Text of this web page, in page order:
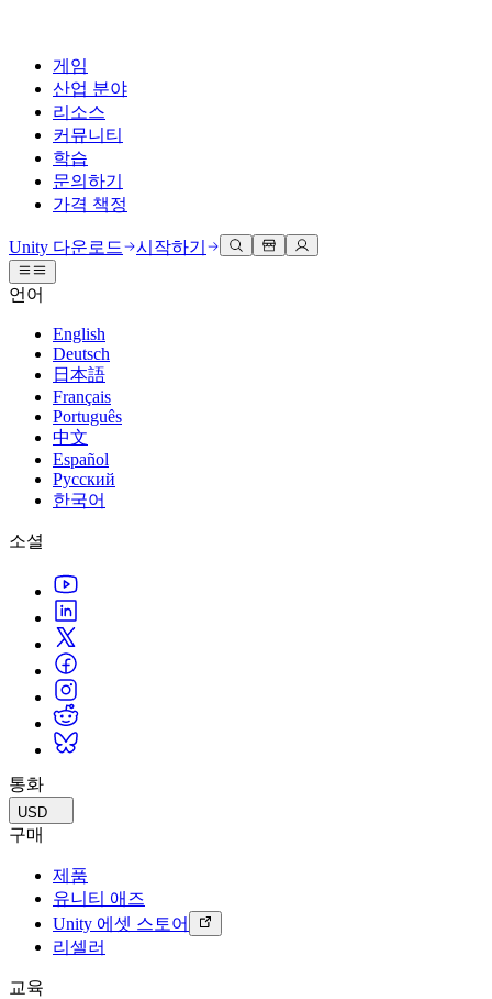
게임
산업 분야
리소스
커뮤니티
학습
문의하기
가격 책정
Unity 엔진
모든 플랫폼 위한 2D 및 3D 게임 제작
협업
팀과 함께 신속한 협업과 반복 작업을 수행하세요.
Unity 다운로드
플랜 및 가격
배포
Unity가 지원하는 25개 이상의 플랫폼을 살펴보세요.
LiveOps
출시 후 인사이트를 확인하고 라이브 게임을 운영하세요.
성장
사용자 확보
모바일 사용자를 검색하고 Acquire
매장 및 D2C 전반에 걸쳐 IAP 관리하세요.
수익화
Unity로 광고하세요
활용 부문
모바일 게임
Unity로 모바일 히트작을 제작하고 성장시키세요.
3D 협업
실시간 3D 프로젝트 빌드 및 검토
몰입형 교육
몰입도 높은 환경 제작
고객 경험
인터랙티브 3D 경험 제작
산업 분야
운영 우수성 확보
리테일
상점 경험을 온라인 경험으로 전환
자동차
혁신을 가속화하고 차량 내 경험을 향상시키세요.
모든 산업 보기
기술 자료
공식 유저. '광고 지면'의 타겟 고객 매뉴얼 및 API 레퍼런스
개발자 툴
릴리스 버전 및 이슈 트래커
로드맵
예정된 기능 검토
기술 용어 라이브러리
활용 사례
실제 성공 사례
베스트 프랙티스 가이드
전문가 팁
데모
데모, 샘플 및 빌딩 블록
모든 리소스
새로운 기능
블로그
업데이트, 정보, 기술 팁
뉴스
토론
토론, 문제 해결, 소통
이벤트
글로벌 이벤트 및 현지 이벤트
커뮤니티 사례
Made with Unity
Unity 크리에이터 소개
Livestreams
Unity Awards
전 세계 Unity 크리에이터 축하
Unity Learn
무료로 Unity 기술 마스터
전문 교육
Unity 강사와 함께 팀의 역량을 강화하세요
Unity 처음 사용하시나요
시작하기
학습 시작하기
Unity 사용이 처음이신가요? 여정 시작하기
사용법 가이드
실용적인 팁 및 베스트 프랙티스
교육
학생용
커리어 시작하기
교육 효율 극대화
교육 라이선스
자격증
Unity 숙련도를 입증하세요
도움 받기
성공을 위한 Unity
Success 플랜
전문가 지원을 통해 더 빠르게 목표 도달률 달성
일반적인 질문에 대한 답변
문의하기
Unity 다운로드 시작하기
언어
English
Deutsch
日本語
Français
Português
中文
Español
Русский
한국어
소셜
통화
USD
구매
제품
유니티 애즈
Unity 에셋 스토어
리셀러
교육